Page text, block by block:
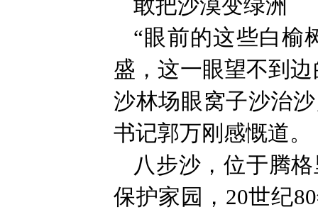
敢把沙漠变绿洲
“眼前的这些白榆
盛，这一眼望不到
沙林场眼窝子沙治
书记郭万刚感慨道。
八步沙，位于腾
保护家园，20世纪